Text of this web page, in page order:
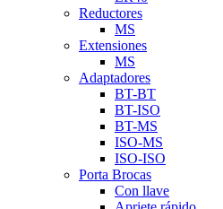
Reductores
MS
Extensiones
MS
Adaptadores
BT-BT
BT-ISO
BT-MS
ISO-MS
ISO-ISO
Porta Brocas
Con llave